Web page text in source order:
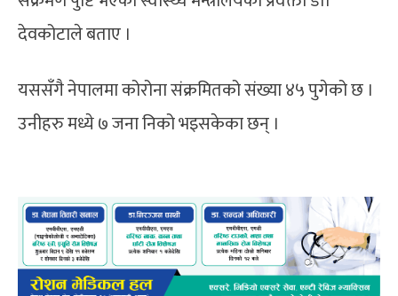
देवकोटाले बताए ।
यससँगै नेपालमा कोरोना संक्रमितको संख्या ४५ पुगेको छ ।
उनीहरु मध्ये ७ जना निको भइसकेका छन् ।